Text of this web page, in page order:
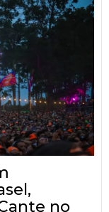
no